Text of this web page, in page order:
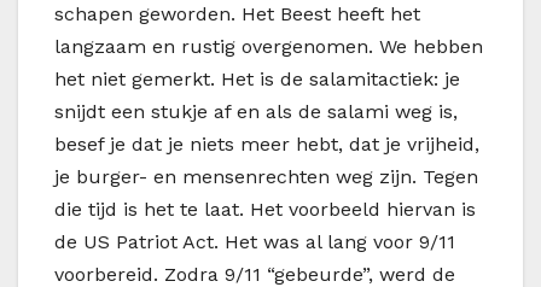
schapen geworden. Het Beest heeft het
langzaam en rustig overgenomen. We hebben
het niet gemerkt. Het is de salamitactiek: je
snijdt een stukje af en als de salami weg is,
besef je dat je niets meer hebt, dat je vrijheid,
je burger- en mensenrechten weg zijn. Tegen
die tijd is het te laat. Het voorbeeld hiervan is
de US Patriot Act. Het was al lang voor 9/11
voorbereid. Zodra 9/11 “gebeurde”, werd de